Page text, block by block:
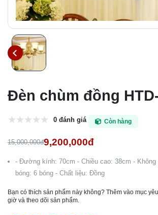
Đèn chùm đồng
0 đánh giá Còn hàng
15,000,000đ9,200,000đ
- Đường kính: 70cm - Chiều cao: 38cm - Không
bóng: 6 bóng - Chất liệu: Đồng
Bạn có thích sản phẩm này không? Thêm vào mục
giờ và theo dõi sản phẩm.